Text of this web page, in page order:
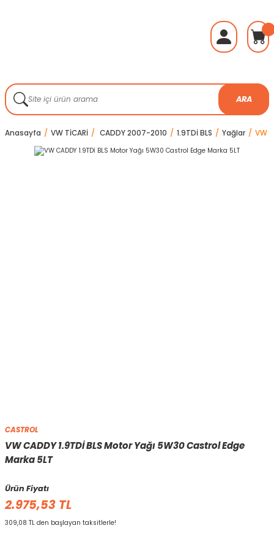
ARA
Anasayfa VW TİCARİ CADDY 2007-2010 1.9TDİ BLS Yağlar VW
CASTROL
VW CADDY 1.9TDİ BLS Motor Yağı 5W30 Castrol Edge
Marka 5LT
Ürün Fiyatı
2.975,53 TL
309,08 TL den başlayan taksitlerle!